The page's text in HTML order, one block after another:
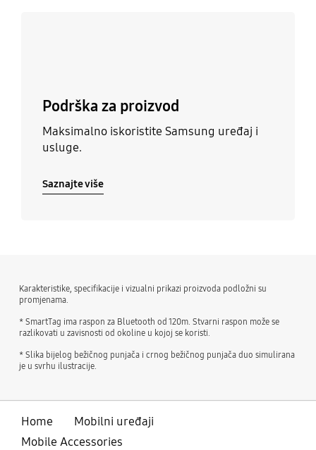
Podrška za proizvod
Maksimalno iskoristite Samsung uređaj i
usluge.
Saznajte više
Karakteristike, specifikacije i vizualni prikazi proizvoda podložni su
promjenama.
* SmartTag ima raspon za Bluetooth od 120m. Stvarni raspon može se
razlikovati u zavisnosti od okoline u kojoj se koristi.
* Slika bijelog bežičnog punjača i crnog bežičnog punjača duo simulirana
je u svrhu ilustracije.
Home
Mobilni uređaji
Mobile Accessories